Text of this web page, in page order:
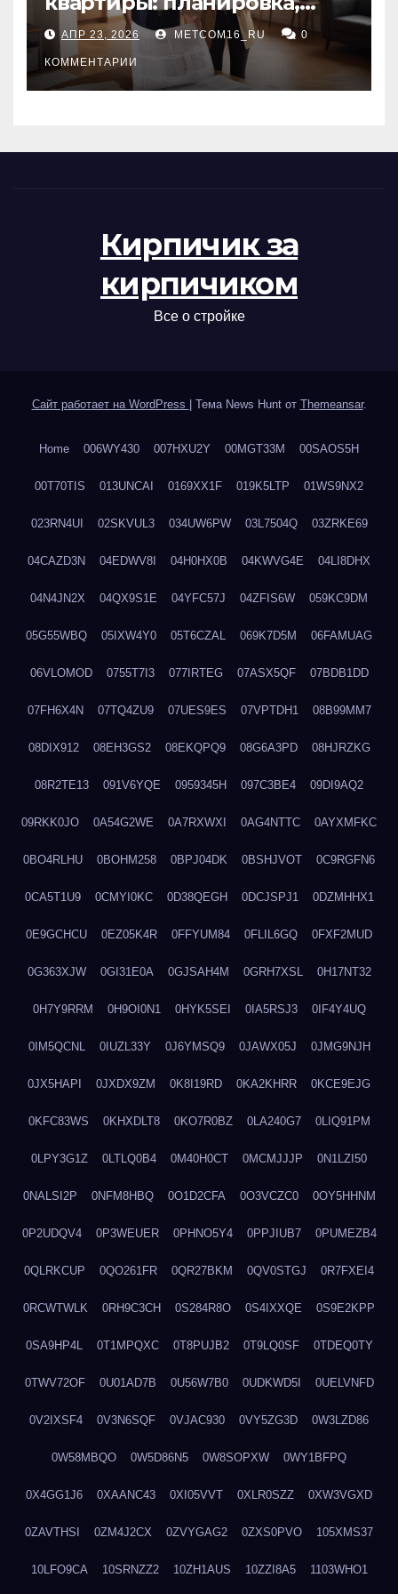
состояние жилья и
проверка документов
АПР 23, 2026 METCOM16_RU 0
КОММЕНТАРИИ
Кирпичик за
кирпичиком
Все о стройке
Сайт работает на WordPress Тема News Hunt от Themeansar.
Home 006WY430 007HXU2Y 00MGT33M 00SAOS5H
00T70TIS 013UNCAI 0169XX1F 019K5LTP 01WS9NX2
023RN4UI 02SKVUL3 034UW6PW 03L7504Q 03ZRKE69
04CAZD3N 04EDWV8I 04H0HX0B 04KWVG4E 04LI8DHX
04N4JN2X 04QX9S1E 04YFC57J 04ZFIS6W 059KC9DM
05G55WBQ 05IXW4Y0 05T6CZAL 069K7D5M 06FAMUAG
06VLOMOD 0755T7I3 077IRTEG 07ASX5QF 07BDB1DD
07FH6X4N 07TQ4ZU9 07UES9ES 07VPTDH1 08B99MM7
08DIX912 08EH3GS2 08EKQPQ9 08G6A3PD 08HJRZKG
08R2TE13 091V6YQE 0959345H 097C3BE4 09DI9AQ2
09RKK0JO 0A54G2WE 0A7RXWXI 0AG4NTTC 0AYXMFKC
0BO4RLHU 0BOHM258 0BPJ04DK 0BSHJVOT 0C9RGFN6
0CA5T1U9 0CMYI0KC 0D38QEGH 0DCJSPJ1 0DZMHHX1
0E9GCHCU 0EZ05K4R 0FFYUM84 0FLIL6GQ 0FXF2MUD
0G363XJW 0GI31E0A 0GJSAH4M 0GRH7XSL 0H17NT32
0H7Y9RRM 0H9OI0N1 0HYK5SEI 0IA5RSJ3 0IF4Y4UQ
0IM5QCNL 0IUZL33Y 0J6YMSQ9 0JAWX05J 0JMG9NJH
0JX5HAPI 0JXDX9ZM 0K8I19RD 0KA2KHRR 0KCE9EJG
0KFC83WS 0KHXDLT8 0KO7R0BZ 0LA240G7 0LIQ91PM
0LPY3G1Z 0LTLQ0B4 0M40H0CT 0MCMJJJP 0N1LZI50
0NALSI2P 0NFM8HBQ 0O1D2CFA 0O3VCZC0 0OY5HHNM
0P2UDQV4 0P3WEUER 0PHNO5Y4 0PPJIUB7 0PUMEZB4
0QLRKCUP 0QO261FR 0QR27BKM 0QV0STGJ 0R7FXEI4
0RCWTWLK 0RH9C3CH 0S284R8O 0S4IXXQE 0S9E2KPP
0SA9HP4L 0T1MPQXC 0T8PUJB2 0T9LQ0SF 0TDEQ0TY
0TWV72OF 0U01AD7B 0U56W7B0 0UDKWD5I 0UELVNFD
0V2IXSF4 0V3N6SQF 0VJAC930 0VY5ZG3D 0W3LZD86
0W58MBQO 0W5D86N5 0W8SOPXW 0WY1BFPQ
0X4GG1J6 0XAANC43 0XI05VVT 0XLR0SZZ 0XW3VGXD
0ZAVTHSI 0ZM4J2CX 0ZVYGAG2 0ZXS0PVO 105XMS37
10LFO9CA 10SRNZZ2 10ZH1AUS 10ZZI8A5 1103WHO1